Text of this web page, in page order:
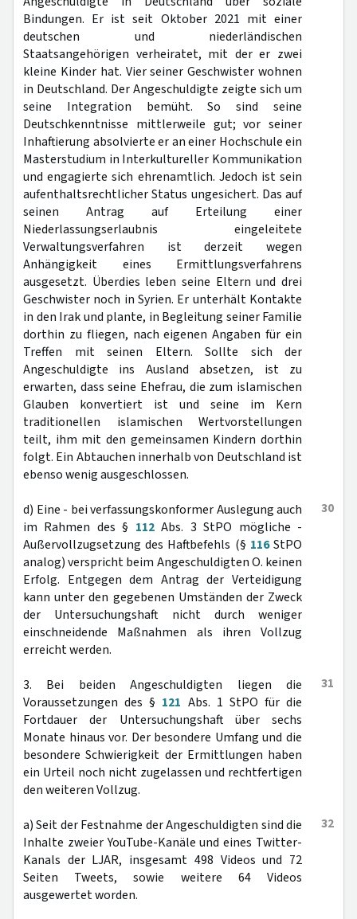
Bindungen. Er ist seit Oktober 2021 mit einer
deutschen und niederländischen
Staatsangehörigen verheiratet, mit der er zwei
kleine Kinder hat. Vier seiner Geschwister wohnen
in Deutschland. Der Angeschuldigte zeigte sich um
seine Integration bemüht. So sind seine
Deutschkenntnisse mittlerweile gut; vor seiner
Inhaftierung absolvierte er an einer Hochschule ein
Masterstudium in Interkultureller Kommunikation
und engagierte sich ehrenamtlich. Jedoch ist sein
aufenthaltsrechtlicher Status ungesichert. Das auf
seinen Antrag auf Erteilung einer
Niederlassungserlaubnis eingeleitete
Verwaltungsverfahren ist derzeit wegen
Anhängigkeit eines Ermittlungsverfahrens
ausgesetzt. Überdies leben seine Eltern und drei
Geschwister noch in Syrien. Er unterhält Kontakte
in den Irak und plante, in Begleitung seiner Familie
dorthin zu fliegen, nach eigenen Angaben für ein
Treffen mit seinen Eltern. Sollte sich der
Angeschuldigte ins Ausland absetzen, ist zu
erwarten, dass seine Ehefrau, die zum islamischen
Glauben konvertiert ist und seine im Kern
traditionellen islamischen Wertvorstellungen
teilt, ihm mit den gemeinsamen Kindern dorthin
folgt. Ein Abtauchen innerhalb von Deutschland ist
ebenso wenig ausgeschlossen.
30
d) Eine - bei verfassungskonformer Auslegung auch
im Rahmen des § 112Abs. 3 StPO mögliche -
Außervollzugsetzung des Haftbefehls (§ 116StPO
analog) verspricht beim Angeschuldigten O. keinen
Erfolg. Entgegen dem Antrag der Verteidigung
kann unter den gegebenen Umständen der Zweck
der Untersuchungshaft nicht durch weniger
einschneidende Maßnahmen als ihren Vollzug
erreicht werden.
31
3. Bei beiden Angeschuldigten liegen die
Voraussetzungen des § 121 Abs. 1 StPO für die
Fortdauer der Untersuchungshaft über sechs
Monate hinaus vor. Der besondere Umfang und die
besondere Schwierigkeit der Ermittlungen haben
ein Urteil noch nicht zugelassen und rechtfertigen
den weiteren Vollzug.
32
a) Seit der Festnahme der Angeschuldigten sind die
Inhalte zweier YouTube-Kanäle und eines Twitter-
Kanals der LJAR, insgesamt 498 Videos und 72
Seiten Tweets, sowie weitere 64 Videos
ausgewertet worden.